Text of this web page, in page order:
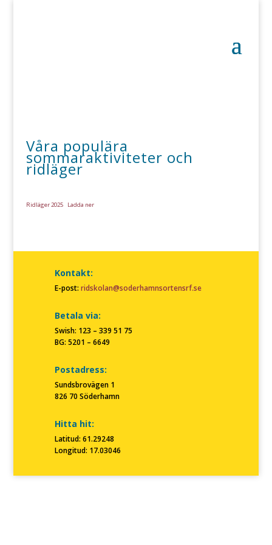
Våra populära
sommaraktiviteter och
ridläger
Ridläger 2025 Ladda ner
Kontakt:
E-post: ridskolan@soderhamnsortensrf.se
Betala via:
Swish: 123 – 339 51 75
BG: 5201 – 6649
Postadress:
Sundsbrovägen 1
826 70 Söderhamn
Hitta hit:
Latitud: 61.29248
Longitud: 17.03046